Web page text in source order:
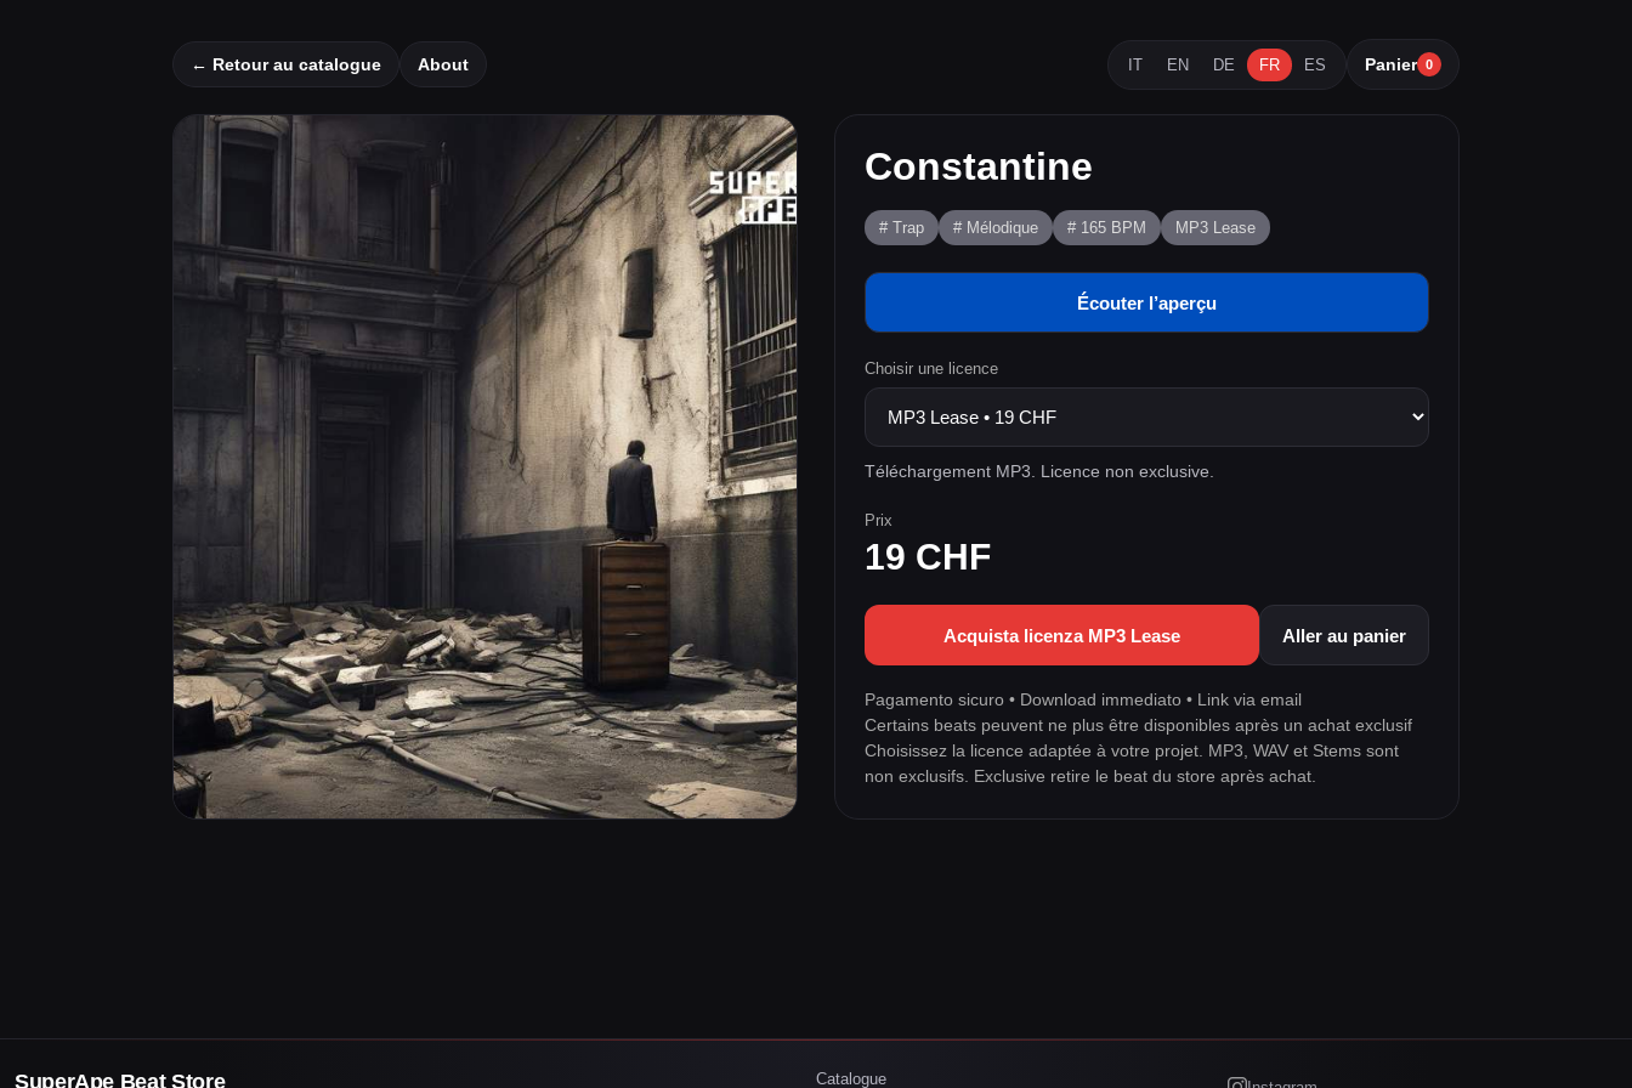
← Retour au catalogue About IT EN DE FR ES Panier 0
Constantine
# Trap # Mélodique # 165 BPM MP3 Lease
Écouter l’aperçu
Choisir une licence
Téléchargement MP3. Licence non exclusive.
Prix
19 CHF
Acquista licenza MP3 Lease Aller au panier
Pagamento sicuro • Download immediato • Link via email
Certains beats peuvent ne plus être disponibles après un achat exclusif
Choisissez la licence adaptée à votre projet. MP3, WAV et Stems sont
non exclusifs. Exclusive retire le beat du store après achat.
SuperApe Beat Store Catalogue